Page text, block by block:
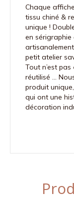
Chaque
tissu chiné &
unique !
en sérigraphie
petit atelier
Tout n’est
réutilisé …
produit
qui ont une
décoration